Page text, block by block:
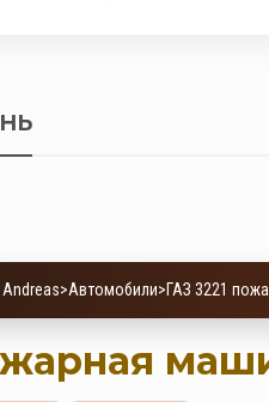
Andreas>Автомобили>ГАЗ 3221